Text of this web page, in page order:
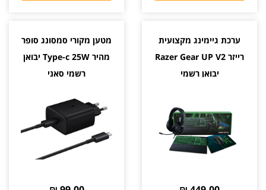
ערכת גיימינג מקצועית
רייזר Razer Gear UP V2
יבואן רשמי
מטען מקורי סמסונג סופר
מהיר Type-c 25W יבואן
רשמי סאני